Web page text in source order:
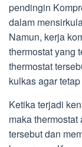
pendingin
dalam
Namun, kerja
thermostat yang
thermostat
kulkas agar
Ketika terjadi
maka
tersebut dan